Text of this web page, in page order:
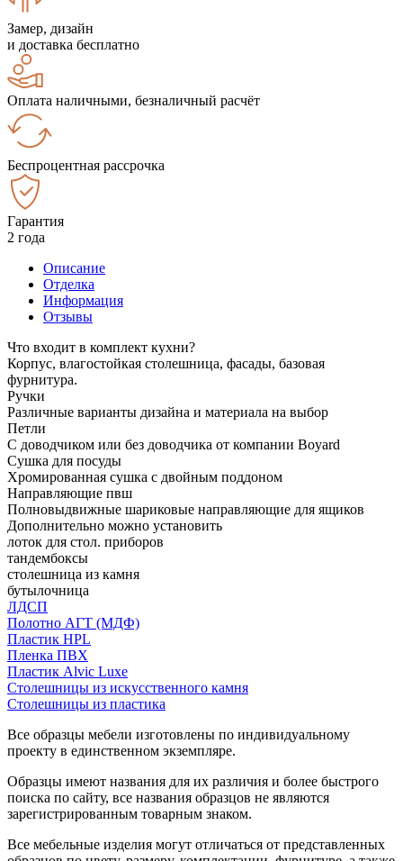
Замер, дизайн
и доставка бесплатно
Оплата наличными, безналичный расчёт
Беспроцентная рассрочка
Гарантия
2 года
Описание
Отделка
Информация
Отзывы
Что входит в комплект кухни?
Корпус, влагостойкая столешница, фасады, базовая
фурнитура.
Ручки
Различные варианты дизайна и материала на выбор
Петли
С доводчиком или без доводчика от компании Boyard
Сушка для посуды
Хромированная сушка с двойным поддоном
Направляющие пвш
Полновыдвижные шариковые направляющие для ящиков
Дополнительно можно установить
лоток для стол. приборов
тандембоксы
столешница из камня
бутылочница
ЛДСП
Полотно АГТ (МДФ)
Пластик HPL
Пленка ПВХ
Пластик Alvic Luxe
Столешницы из искусственного камня
Столешницы из пластика
Все образцы мебели изготовлены по индивидуальному
проекту в единственном экземпляре.
Образцы имеют названия для их различия и более быстрого
поиска по сайту, все названия образцов не являются
зарегистрированным товарным знаком.
Все мебельные изделия могут отличаться от представленных